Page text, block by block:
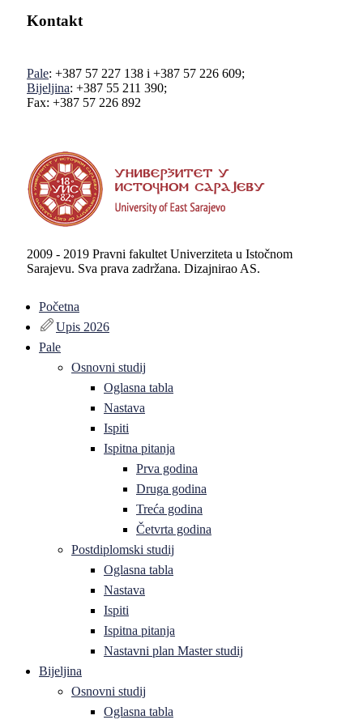
Kontakt
Pale: +387 57 227 138 i +387 57 226 609;
Bijeljina: +387 55 211 390;
Fax: +387 57 226 892
2009 - 2019 Pravni fakultet Univerziteta u Istočnom
Sarajevu. Sva prava zadržana. Dizajnirao AS.
Početna
Upis 2026
Pale
Osnovni studij
Oglasna tabla
Nastava
Ispiti
Ispitna pitanja
Prva godina
Druga godina
Treća godina
Četvrta godina
Postdiplomski studij
Oglasna tabla
Nastava
Ispiti
Ispitna pitanja
Nastavni plan Master studij
Bijeljina
Osnovni studij
Oglasna tabla